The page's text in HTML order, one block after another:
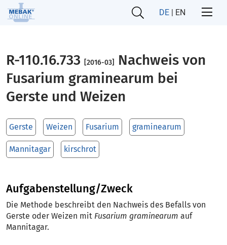
DE | EN
R-110.16.733 [2016-03]
Nachweis von
Fusarium graminearum bei
Gerste und Weizen
Gerste Weizen Fusarium graminearum
Mannitagar kirschrot
Aufgabenstellung/Zweck
Die Methode beschreibt den Nachweis des Befalls von
Gerste oder Weizen mit Fusarium graminearum auf
Mannitagar.